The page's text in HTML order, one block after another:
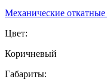
Механические откатные
Цвет:
Коричневый
Габариты: